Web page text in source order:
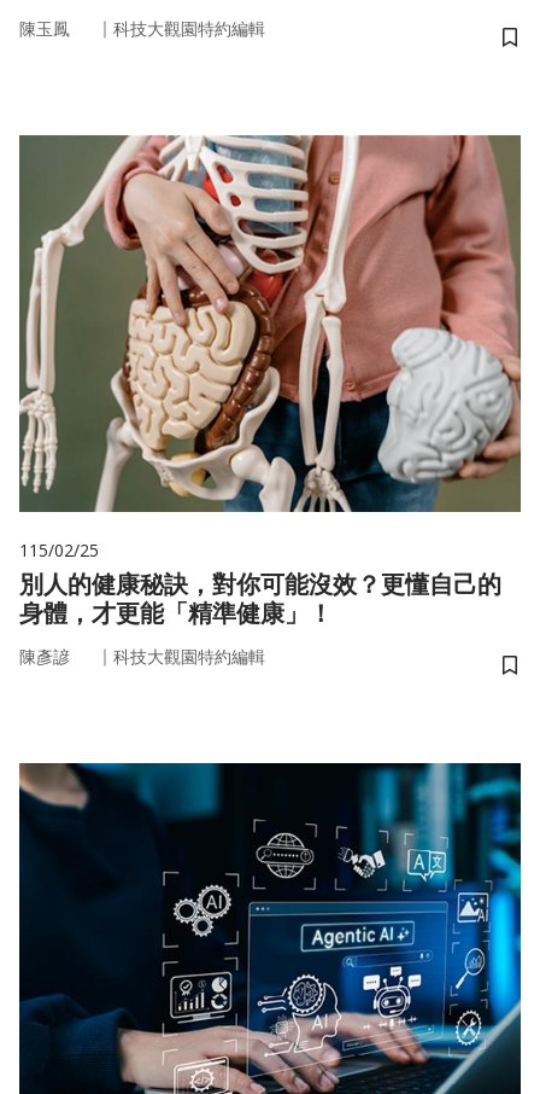
陳玉鳳 ｜ 科技大觀園特約編輯
儲
115/02/25
別人的健康秘訣，對你可能沒效？更懂自己的
身體，才更能「精準健康」！
陳彥諺 ｜ 科技大觀園特約編輯
儲